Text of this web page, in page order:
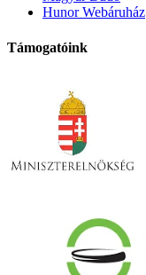
Hunor Webáruház
Támogatóink